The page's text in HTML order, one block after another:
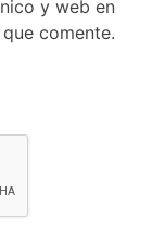
y web en
comente.